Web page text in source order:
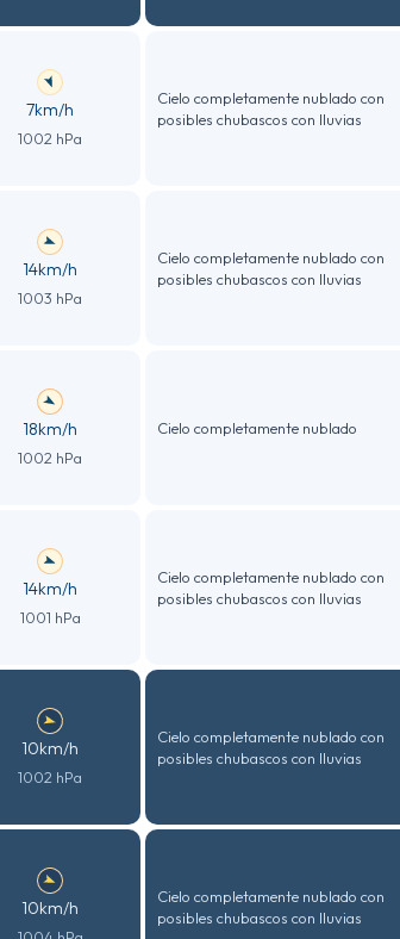
7km/h
1002 hPa
Cielo completamente nublado con
posibles chubascos con lluvias
14km/h
1003 hPa
Cielo completamente nublado con
posibles chubascos con lluvias
18km/h
1002 hPa
Cielo completamente nublado
14km/h
1001 hPa
Cielo completamente nublado con
posibles chubascos con lluvias
10km/h
1002 hPa
Cielo completamente nublado con
posibles chubascos con lluvias
10km/h
Cielo completamente nublado con
posibles chubascos con lluvias